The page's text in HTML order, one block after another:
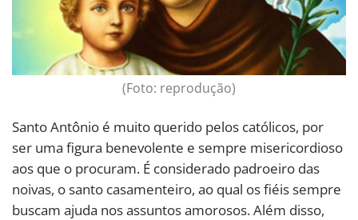
(Foto: reprodução)
Santo Antônio é muito querido pelos católicos, por
ser uma figura benevolente e sempre misericordioso
aos que o procuram. É considerado padroeiro das
noivas, o santo casamenteiro, ao qual os fiéis sempre
buscam ajuda nos assuntos amorosos. Além disso,